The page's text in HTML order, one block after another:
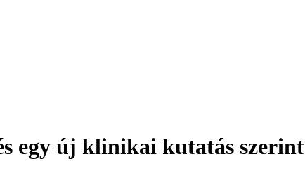
egy új klinikai kutatás szerint